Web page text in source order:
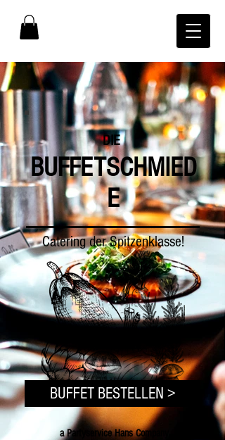
DIE
BUFFETSCHMIED
E
Catering der Spitzenklasse!
BUFFET BESTELLEN >
a Partyservice Hans Company